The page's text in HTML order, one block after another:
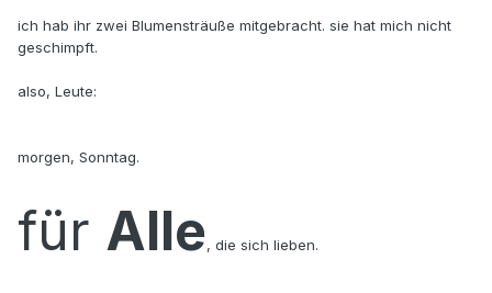
ich hab ihr zwei Blumensträuße mitgebracht. sie hat mich nicht
geschimpft.
also, Leute:
morgen, Sonntag.
für Alle, die sich lieben.